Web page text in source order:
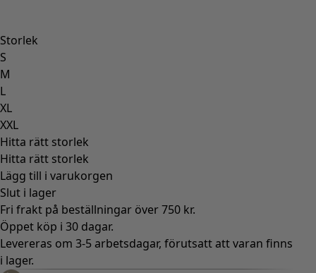
Storlek
S
M
L
XL
XXL
Hitta rätt storlek
Hitta rätt storlek
Lägg till i varukorgen
Slut i lager
Fri frakt på beställningar över 750 kr.
Öppet köp i 30 dagar.
Levereras om 3-5 arbetsdagar, förutsatt att varan finns
i lager.